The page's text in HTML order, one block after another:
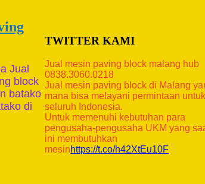
Jual
block
batako
di
TWITTER KAMI
Jual mesin paving block malang hub
0838.3060.0218
Jual mesin paving block di Malang
mana bisa melayani permintaan untuk
seluruh Indonesia.
Untuk memenuhi kebutuhan para
pengusaha-pengusaha UKM yang
ini membutuhkan
mesinhttps://t.co/h42XtEu10F